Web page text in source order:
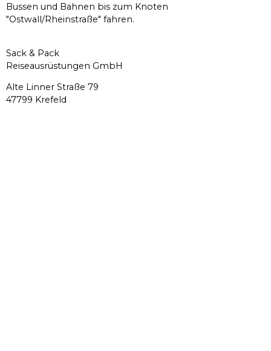
Bussen und Bahnen bis zum Knoten
"Ostwall/Rheinstraße" fahren.
Sack & Pack
Reiseausrüstungen GmbH
Alte Linner Straße 79
47799 Krefeld